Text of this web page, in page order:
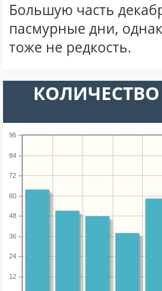
Большую часть
пасмурные дни,
тоже не редкость.
12
24
36
48
60
72
84
96